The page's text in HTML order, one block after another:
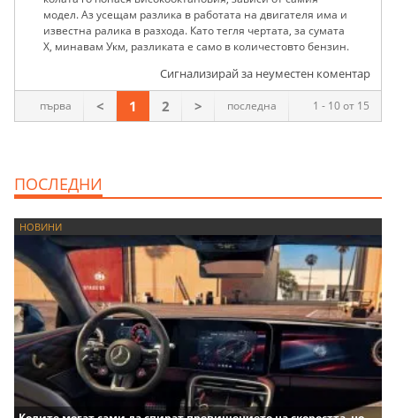
модел. Аз усещам разлика в работата на двигателя има и
известна ралика в разхода. Като тегля чертата, за сумата
Х, минавам Укм, разликата е само в количестовто бензин.
Сигнализирай за неуместен коментар
1 - 10 от 15
първа < 1 2 > последна
ПОСЛЕДНИ
НОВИНИ